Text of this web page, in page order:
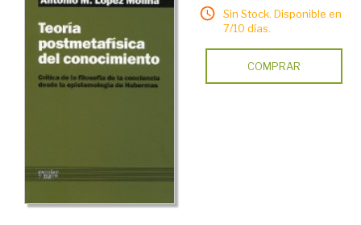
Sin Stock. Disponible en
7/10 días.
COMPRAR